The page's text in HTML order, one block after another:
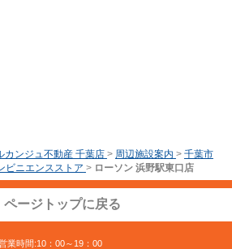
カンジュ不動産 千葉店 > 周辺施設案内 > 千葉市
ビニエンスストア > ローソン 浜野駅東口店
ページトップに戻る
業時間:10：00～19：00